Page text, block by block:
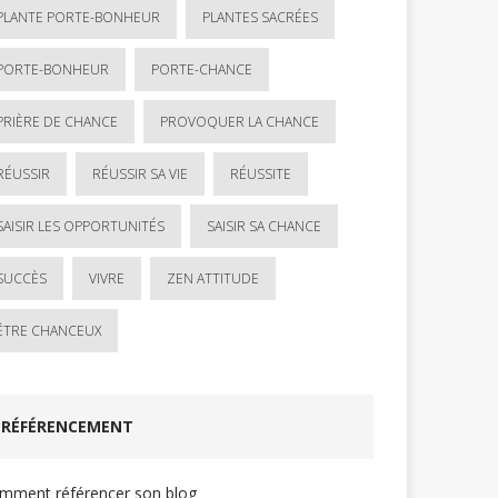
PORTE-BONHEUR PLANTES SACRÉES
BONHEUR PORTE-CHANCE
DE CHANCE PROVOQUER LA CHANCE
RÉUSSIR SA VIE RÉUSSITE
LES OPPORTUNITÉS SAISIR SA CHANCE
VIVRE ZEN ATTITUDE
CHANCEUX
RÉFÉRENCEMENT
référencer son blog